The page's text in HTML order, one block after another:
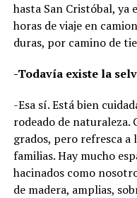
hasta San Cristóbal, ya
horas de viaje en
duras, por camino de
-Todavía existe la
-Esa sí. Está bien
rodeado de naturaleza.
grados, pero refresca a
familias. Hay mucho
hacinados como
de madera, amplias,